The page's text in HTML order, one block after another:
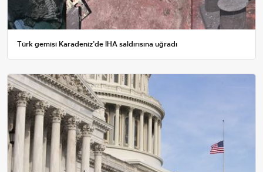
Türk gemisi Karadeniz’de İHA saldırısına uğradı